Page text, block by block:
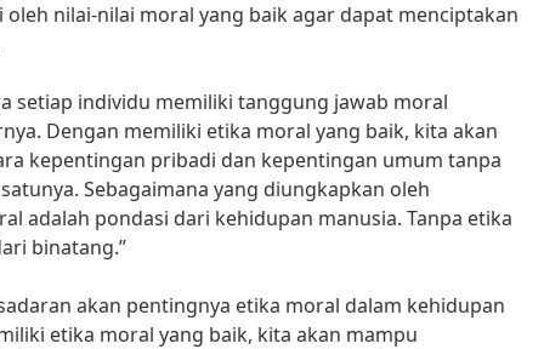
nilai-nilai moral yang baik agar dapat menciptakan
setiap individu memiliki tanggung jawab moral
Dengan memiliki etika moral yang baik, kita akan
kepentingan pribadi dan kepentingan umum tanpa
Sebagaimana yang diungkapkan oleh
adalah pondasi dari kehidupan manusia. Tanpa etika
binatang.”
akan pentingnya etika moral dalam kehidupan
etika moral yang baik, kita akan mampu